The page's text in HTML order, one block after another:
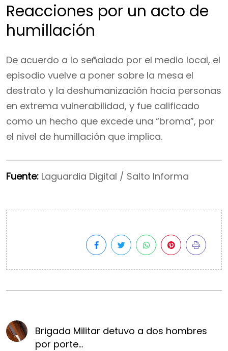
Reacciones por un acto de
humillación
De acuerdo a lo señalado por el medio local, el
episodio vuelve a poner sobre la mesa el
destrato y la deshumanización hacia personas
en extrema vulnerabilidad, y fue calificado
como un hecho que excede una “broma”, por
el nivel de humillación que implica.
Fuente: Laguardia Digital / Salto Informa
Brigada Militar detuvo a dos hombres
por porte...